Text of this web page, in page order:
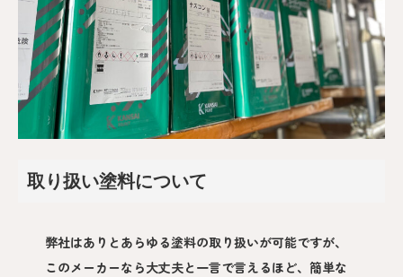
取り扱い塗料について
弊社はありとあらゆる塗料の取り扱いが可能ですが、
このメーカーなら大丈夫と一言で言えるほど、簡単な